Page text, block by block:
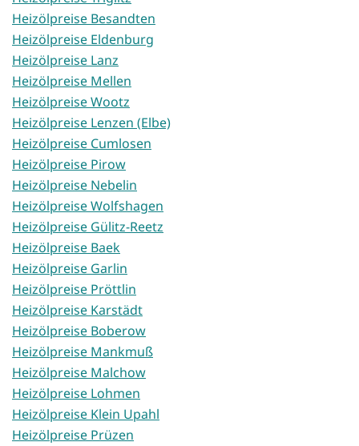
Heizölpreise Besandten
Heizölpreise Eldenburg
Heizölpreise Lanz
Heizölpreise Mellen
Heizölpreise Wootz
Heizölpreise Lenzen (Elbe)
Heizölpreise Cumlosen
Heizölpreise Pirow
Heizölpreise Nebelin
Heizölpreise Wolfshagen
Heizölpreise Gülitz-Reetz
Heizölpreise Baek
Heizölpreise Garlin
Heizölpreise Pröttlin
Heizölpreise Karstädt
Heizölpreise Boberow
Heizölpreise Mankmuß
Heizölpreise Malchow
Heizölpreise Lohmen
Heizölpreise Klein Upahl
Heizölpreise Prüzen